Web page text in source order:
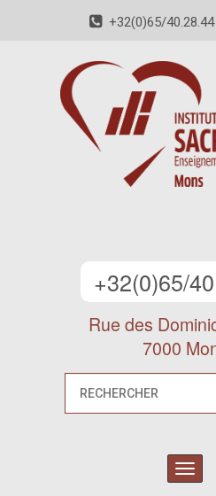
+32(0)65/40.28.44
+32(0)65/
Rue des
7000
Toggle